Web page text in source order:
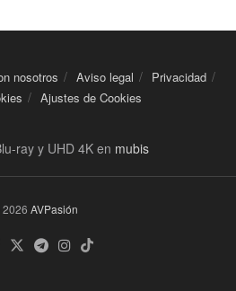
nosotros Aviso legal
Privacidad
Ajustes de Cookies
ray y UHD 4K en mubis
AVPasión